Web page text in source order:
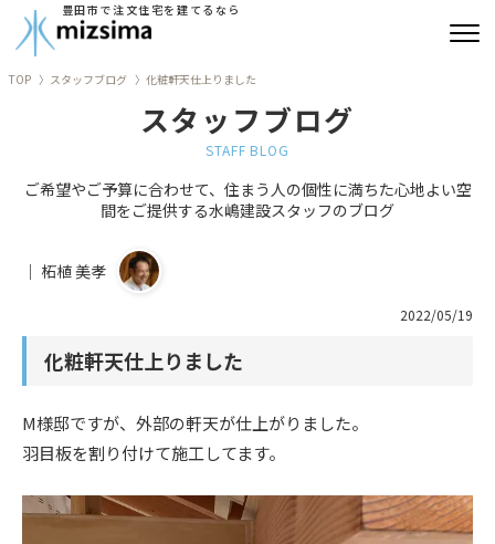
豊田市で注文住宅を建てるなら
リフォーム
古民家再生
会社情報
よくあるご質問
TOP スタッフブログ 化粧軒天仕上りました
スタッフブログ
STAFF BLOG
ご希望やご予算に合わせて、住まう人の個性に満ちた心地よい空
間をご提供する水嶋建設スタッフのブログ
｜ 柘植 美孝
2022/05/19
化粧軒天仕上りました
M様邸ですが、外部の軒天が仕上がりました。
羽目板を割り付けて施工してます。